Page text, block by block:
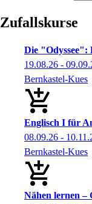
Zufallskurse
Die "Odyssee":
19.08.26 -
Bernkastel-Kues
Englisch I für
08.09.26 -
Bernkastel-Kues
Nähen lernen –